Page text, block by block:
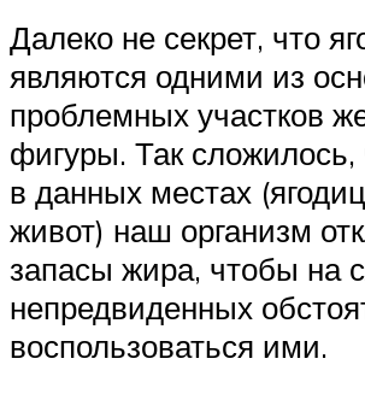
Далеко не секрет, что
являются одними из
проблемных участков
фигуры. Так
в данных местах
живот) наш организм
запасы жира, чтобы на
непредвиденных
воспользоваться ими.